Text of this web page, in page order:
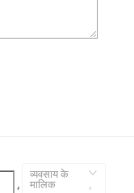
,
व्यवसाय के
मालिक ,